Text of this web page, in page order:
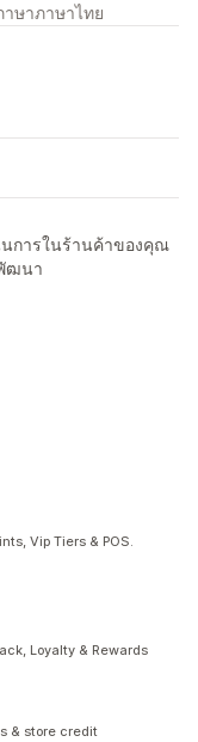
ษาภาษาไทย
นการในร้านค้าของคุณ
ฒนา
Vip Tiers & POS.
Loyalty & Rewards
& store credit